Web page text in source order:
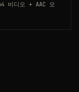
비디오 + AAC 오